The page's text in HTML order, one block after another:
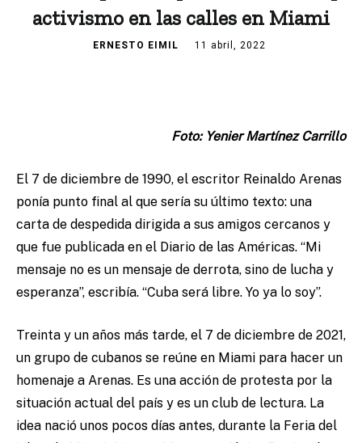
activismo en las calles en Miami
ERNESTO EIMIL 11 abril, 2022
Foto: Yenier Martínez Carrillo
El 7 de diciembre de 1990, el escritor Reinaldo Arenas
ponía punto final al que sería su último texto: una
carta de despedida dirigida a sus amigos cercanos y
que fue publicada en el Diario de las Américas. “Mi
mensaje no es un mensaje de derrota, sino de lucha y
esperanza”, escribía. “Cuba será libre. Yo ya lo soy”.
Treinta y un años más tarde, el 7 de diciembre de 2021,
un grupo de cubanos se reúne en Miami para hacer un
homenaje a Arenas. Es una acción de protesta por la
situación actual del país y es un club de lectura. La
idea nació unos pocos días antes, durante la Feria del